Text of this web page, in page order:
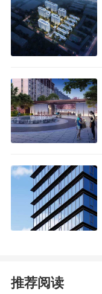
推荐阅读